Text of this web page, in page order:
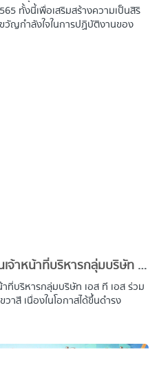
ทั้งนี้เพื่อเสริมสร้างความเป็นสิริ
วัญกำลังใจในการปฏิบัติงานของ
​คุณภาณุ ทรงไพบูลย์ ประธานเจ้าหน้าที่บริหารกลุ่มบริษัท เอส ที เอส ร่วมแสดงความยินดีกับคุณอรรถพล สังขวาสี เนื่องในโอกาสได้ขึ้นดำรงตำแหน่งปลัดกระทรวงศึกษาธิการ
บริหารกลุ่มบริษัท เอส ที เอส ร่วม
สี เนื่องในโอกาสได้ขึ้นดำรง